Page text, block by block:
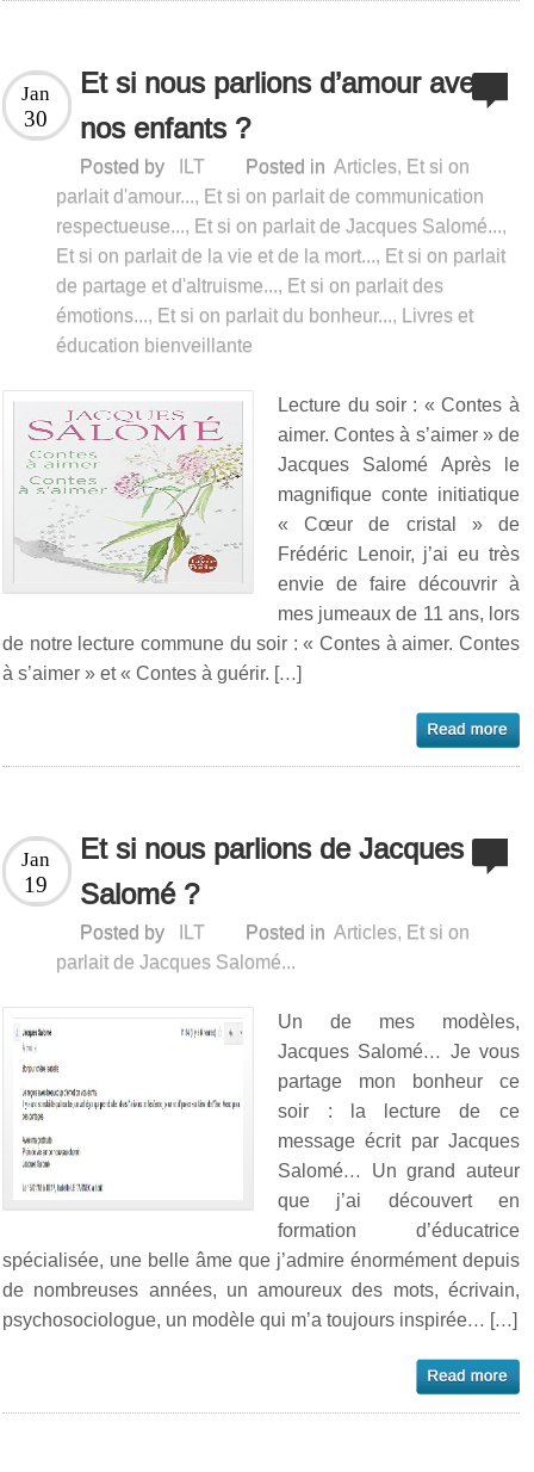
Et si nous parlions d’amour avec
nos enfants ?
Jan
30
Posted by ILT Posted in Articles, Et si on
parlait d'amour..., Et si on parlait de communication
respectueuse..., Et si on parlait de Jacques Salomé...,
Et si on parlait de la vie et de la mort..., Et si on parlait
de partage et d'altruisme..., Et si on parlait des
émotions..., Et si on parlait du bonheur...,
Livres et
éducation bienveillante
Lecture du soir : « Contes à
aimer. Contes à s’aimer » de
Jacques Salomé Après le
magnifique conte initiatique
« Cœur de cristal » de
Frédéric Lenoir, j’ai eu très
envie de faire découvrir à
mes jumeaux de 11 ans, lors
de notre lecture commune du soir : « Contes à aimer. Contes
à s’aimer » et « Contes à guérir. […]
Et si nous parlions de Jacques
Salomé ?
Jan
19
Posted by ILT Posted in Articles, Et si on
parlait de Jacques Salomé...
Un de mes modèles,
Jacques Salomé… Je vous
partage mon bonheur ce
soir : la lecture de ce
message écrit par Jacques
Salomé… Un grand auteur
que j’ai découvert en
formation d’éducatrice
spécialisée, une belle âme que j’admire énormément depuis
de nombreuses années, un amoureux des mots, écrivain,
psychosociologue, un modèle qui m’a toujours inspirée… […]